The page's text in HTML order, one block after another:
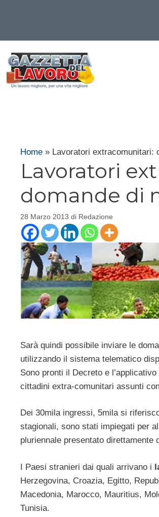
contenuto
Home » Lavoratori extracomunitari:
Lavoratori
domande di
28 Marzo 2013 di Redazione
Sarà quindi possibile inviare le
utilizzando il sistema telematico
Sono pronti il Decreto e
cittadini extra-comunitari assunti
Dei 30mila ingressi, 5mila si
stagionali, sono stati impiegati per
pluriennale presentato direttamente
I Paesi stranieri dai quali arrivano i
Herzegovina, Croazia, Egitto,
Macedonia, Marocco, Mauritius,
Tunisia.